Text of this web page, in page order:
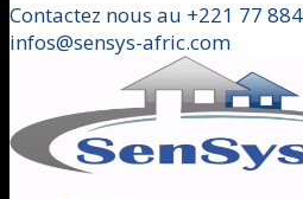
Contactez nous au +221 77
infos@sensys-afric.com